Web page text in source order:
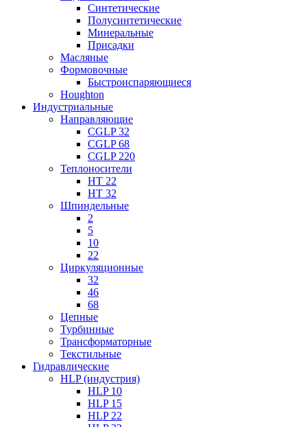
Синтетические
Полусинтетические
Минеральные
Присадки
Масляные
Формовочные
Быстроиспаряющиеся
Houghton
Индустриальные
Направляющие
CGLP 32
CGLP 68
CGLP 220
Теплоносители
HT 22
HT 32
Шпиндельные
2
5
10
22
Циркуляционные
32
46
68
Цепные
Турбинные
Трансформаторные
Текстильные
Гидравлические
HLP (индустрия)
HLP 10
HLP 15
HLP 22